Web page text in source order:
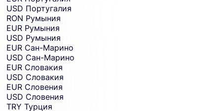
USD Португалия
RON Румыния
EUR Румыния
USD Румыния
EUR Сан-Марино
USD Сан-Марино
EUR Словакия
USD Словакия
EUR Словения
USD Словения
TRY Турция